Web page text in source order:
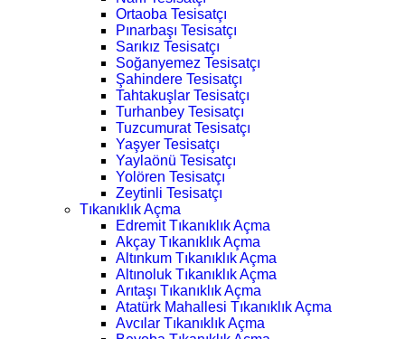
Ortaoba Tesisatçı
Pınarbaşı Tesisatçı
Sarıkız Tesisatçı
Soğanyemez Tesisatçı
Şahindere Tesisatçı
Tahtakuşlar Tesisatçı
Turhanbey Tesisatçı
Tuzcumurat Tesisatçı
Yaşyer Tesisatçı
Yaylaönü Tesisatçı
Yolören Tesisatçı
Zeytinli Tesisatçı
Tıkanıklık Açma
Edremit Tıkanıklık Açma
Akçay Tıkanıklık Açma
Altınkum Tıkanıklık Açma
Altınoluk Tıkanıklık Açma
Arıtaşı Tıkanıklık Açma
Atatürk Mahallesi Tıkanıklık Açma
Avcılar Tıkanıklık Açma